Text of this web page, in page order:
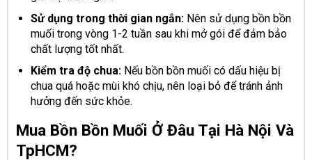
Sử dụng trong thời gian ngắn:Nên sử dụng bồn bồn
muối trong vòng 1-2 tuần sau khi mở gói để đảm bảo
chất lượng tốt nhất.
Kiểm tra độ chua:Nếu bồn bồn muối có dấu hiệu bị
chua quá hoặc mùi khó chịu, nên loại bỏ để tránh ảnh
hưởng đến sức khỏe.
Mua Bồn Bồn Muối Ở Đâu Tại Hà Nội Và
TpHCM?